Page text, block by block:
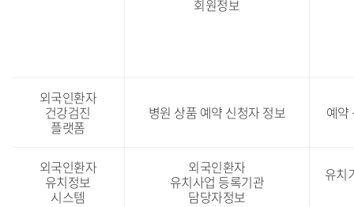
회원정보
외국인환자
건강검진
플랫폼
병원 상품 예약 신청자 정보 예약
외국인환자
유치정보
시스템
외국인환자
유치사업 등록기관
담당자정보
유치